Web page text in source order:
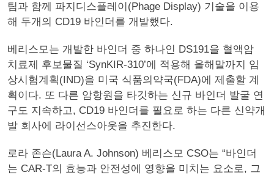
팀과 함께 파지디스플레이(Phage Display) 기술을 이용
해 두개의 CD19 바인더를 개발했다.
베리스모는 개발한 바인더 중 하나인 DS191을 혈액암
치료제 후보물질 ‘SynKIR-310’에 적용해 올해말까지 임
상시험계획(IND)을 미국 식품의약국(FDA)에 제출할 계
획이다. 또 다른 암항원을 타깃하는 신규 바인더 발굴 연
구도 지속하고, CD19 바인더를 필요로 하는 다른 신약개
발 회사에 라이선스아웃을 추진한다.
로라 존슨(Laura A. Johnson) 베리스모 CSO는 “바인더
는 CAR-T의 효능과 안전성에 영향을 미치는 요소로, 그